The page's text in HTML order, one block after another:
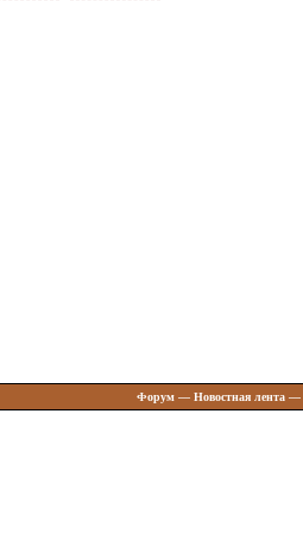
Форум— Новостная лента—